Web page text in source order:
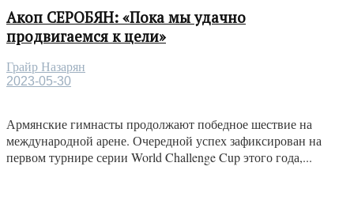
Акоп СЕРОБЯН: «Пока мы удачно
продвигаемся к цели»
Грайр Назарян
2023-05-30
Армянские гимнасты продолжают победное шествие на
международной арене. Очередной успех зафиксирован на
первом турнире серии World Challenge Cup этого года,...